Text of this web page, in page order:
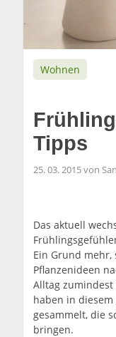
Wohnen
Tipps
25. 03. 2015 von
Das aktuell
Ein Grund
Pflanzenideen
Alltag
haben in
gesammelt, die
bringen.